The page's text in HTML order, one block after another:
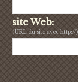
site Web:
(URL du site avec http://)